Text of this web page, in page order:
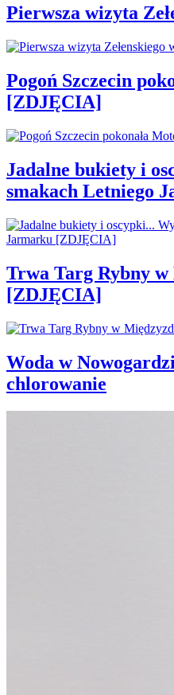
Pierwsza wizyta
Pogoń Szczecin
[ZDJĘCIA]
Jadalne bukiety i
smakach Letniego
Trwa Targ Rybny
[ZDJĘCIA]
Woda w
chlorowanie